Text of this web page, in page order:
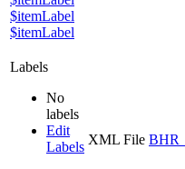
$itemLabel
$itemLabel
Labels
No
labels
Edit
Labels XML File